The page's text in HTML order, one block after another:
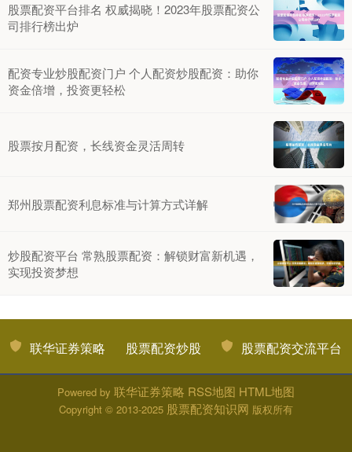
股票配资平台排名 权威揭晓！2023年股票配资公
司排行榜出炉
配资专业炒股配资门户 个人配资炒股配资：助你
资金倍增，投资更轻松
股票按月配资，长线资金灵活周转
郑州股票配资利息标准与计算方式详解
炒股配资平台 常熟股票配资：解锁财富新机遇，
实现投资梦想
联华证券策略 股票配资炒股 股票配资交流平台
Powered by 联华证券策略 RSS地图 HTML地图
Copyright © 2013-2025 股票配资知识网 版权所有